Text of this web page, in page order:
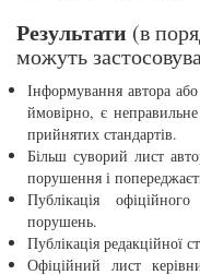
Результати (в
можуть
Інформування автора
ймовірно, є
прийнятих стандартів.
Більш суворий лист
порушення і
Публікація
порушень.
Публікація редакційної
Офіційний лист